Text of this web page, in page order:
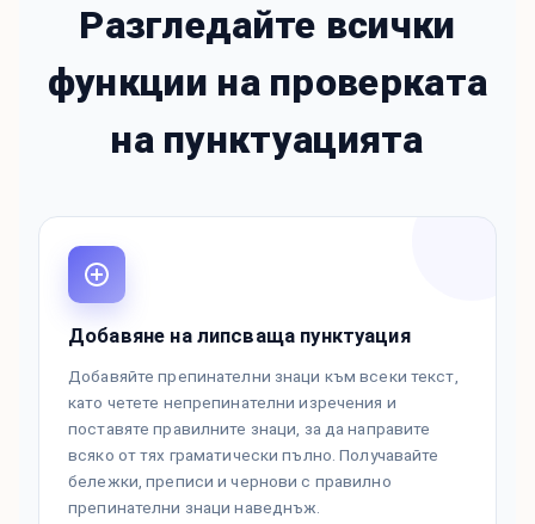
Разгледайте всички
функции на проверката
на пунктуацията
Добавяне на липсваща пунктуация
Добавяйте препинателни знаци към всеки текст,
като четете непрепинателни изречения и
поставяте правилните знаци, за да направите
всяко от тях граматически пълно. Получавайте
бележки, преписи и чернови с правилно
препинателни знаци наведнъж.